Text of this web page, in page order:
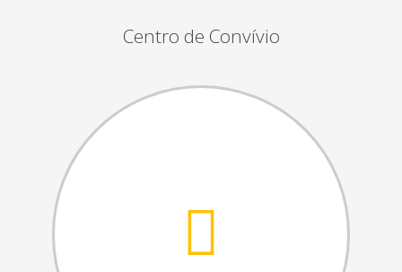
Centro de Convívio